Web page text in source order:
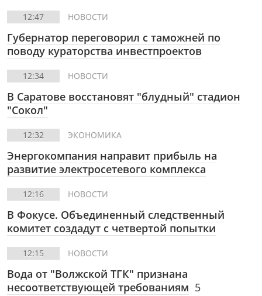
12:47 НОВОСТИ
Губернатор переговорил с таможней по
поводу кураторства инвестпроектов
12:34 НОВОСТИ
В Саратове восстановят "блудный" стадион
"Сокол"
12:32 ЭКОНОМИКА
Энергокомпания направит прибыль на
развитие электросетевого комплекса
12:16 НОВОСТИ
В Фокусе. Объединенный следственный
комитет создадут с четвертой попытки
12:15 НОВОСТИ
Вода от "Волжской ТГК" признана
несоответствующей требованиям 5